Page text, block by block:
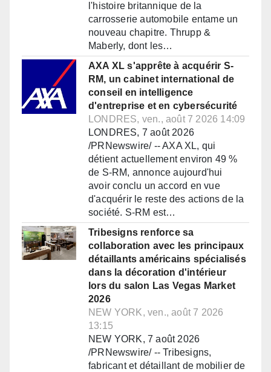
l'histoire britannique de la
carrosserie automobile entame un
nouveau chapitre. Thrupp &
Maberly, dont les…
AXA XL s'apprête à acquérir S-
RM, un cabinet international de
conseil en intelligence
d'entreprise et en cybersécurité
LONDRES, ven., août 7 2026 14:09
LONDRES, 7 août 2026
/PRNewswire/ -- AXA XL, qui
détient actuellement environ 49 %
de S-RM, annonce aujourd'hui
avoir conclu un accord en vue
d'acquérir le reste des actions de la
société. S-RM est…
Tribesigns renforce sa
collaboration avec les principaux
détaillants américains spécialisés
dans la décoration d'intérieur
lors du salon Las Vegas Market
2026
NEW YORK, ven., août 7 2026
13:15
NEW YORK, 7 août 2026
/PRNewswire/ -- Tribesigns,
fabricant et détaillant de mobilier de